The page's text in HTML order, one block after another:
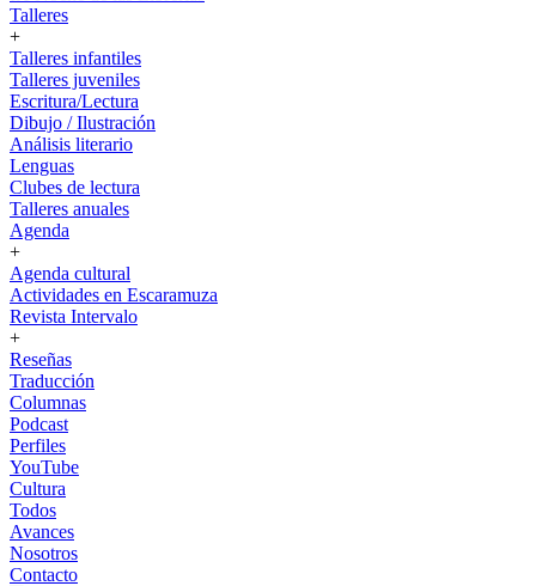
Talleres
+
Talleres infantiles
Talleres juveniles
Escritura/Lectura
Dibujo / Ilustración
Análisis literario
Lenguas
Clubes de lectura
Talleres anuales
Agenda
+
Agenda cultural
Actividades en Escaramuza
Revista Intervalo
+
Reseñas
Traducción
Columnas
Podcast
Perfiles
YouTube
Cultura
Todos
Avances
Nosotros
Contacto